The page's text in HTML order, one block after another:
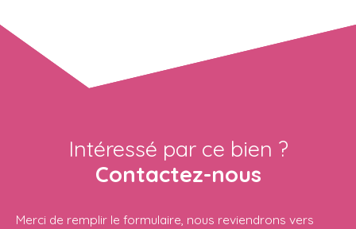
Intéressé par ce bien ?
Contactez-nous
Merci de remplir le formulaire, nous reviendrons vers